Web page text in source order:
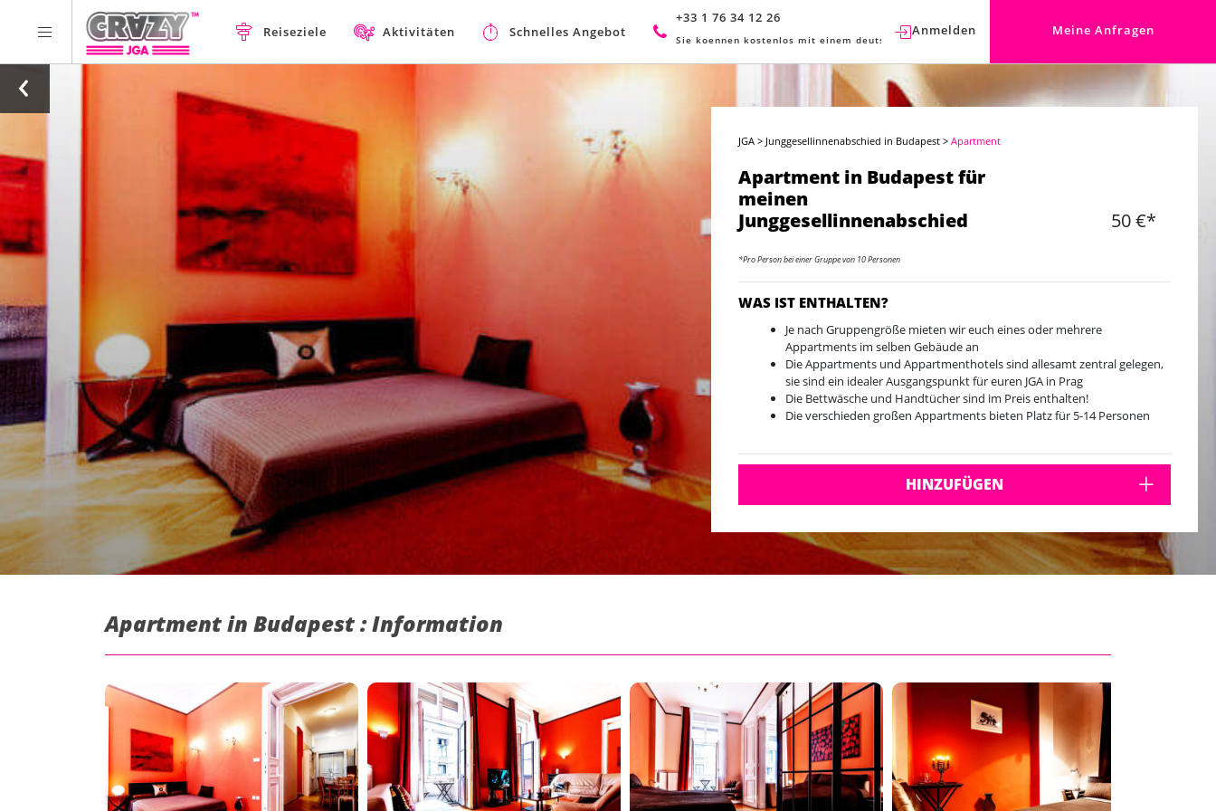
Reiseziele Aktivitäten Schnelles Angebot
+33 1 76 34 12 26
Sie koennen kostenlos mit einem deutschen Berater sprechen.
Anmelden Meine Anfragen
JGA > Junggesellinnenabschied in Budapest >Apartment
Apartment in Budapest für
meinen
Junggesellinnenabschied
50 €*
*Pro Person bei einer Gruppe von 10 Personen
WAS IST ENTHALTEN?
Je nach Gruppengröße mieten wir euch eines oder mehrere
Appartments im selben Gebäude an
Die Appartments und Appartmenthotels sind allesamt zentral gelegen,
sie sind ein idealer Ausgangspunkt für euren JGA in Prag
Die Bettwäsche und Handtücher sind im Preis enthalten!
Die verschieden großen Appartments bieten Platz für 5-14 Personen
HINZUFÜGEN
Apartment in Budapest : Information